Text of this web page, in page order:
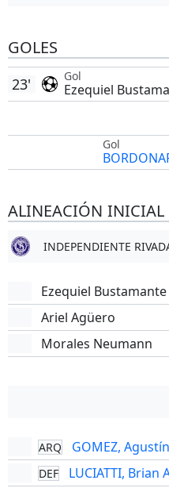
GOLES
Gol
Ezequiel
23'
Gol
ALINEACIÓN INICIAL
INDEPENDIENTE
Ezequiel Bustamante
Ariel Agüero
Morales Neumann
ARQ GOMEZ,
DEF LUCIATTI, Brian